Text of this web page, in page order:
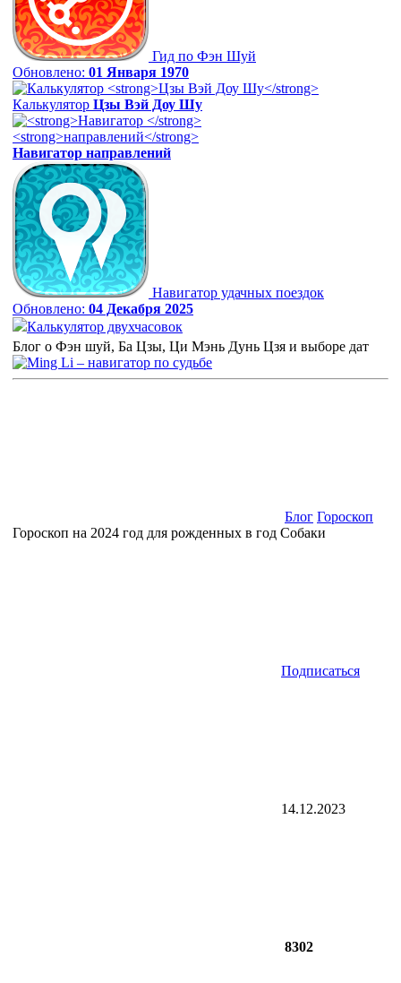
Гид по Фэн Шуй
Обновлено: 01 Января 1970
Калькулятор Цзы Вэй Доу Шу
Навигатор направлений
Навигатор удачных поездок
Обновлено: 04 Декабря 2025
Калькулятор двухчасовок
Блог о Фэн шуй, Ба Цзы, Ци Мэнь Дунь Цзя и выборе дат
Блог Гороскоп
Гороскоп на 2024 год для рожденных в год Собаки
Подписаться
14.12.2023
8302